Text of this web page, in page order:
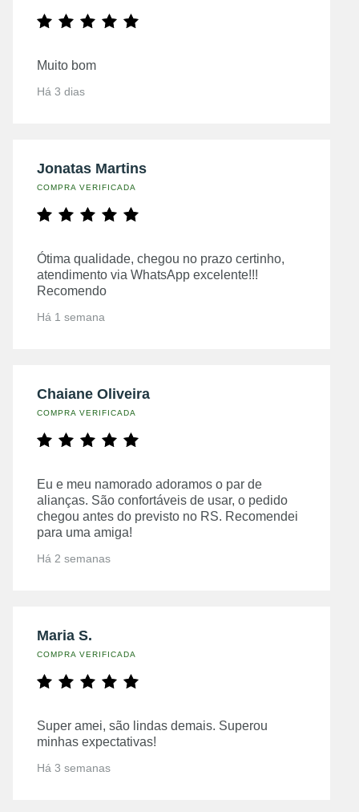
Muito bom
Há 3 dias
Jonatas Martins
COMPRA VERIFICADA
Ótima qualidade, chegou no prazo certinho,
atendimento via WhatsApp excelente!!!
Recomendo
Há 1 semana
Chaiane Oliveira
COMPRA VERIFICADA
Eu e meu namorado adoramos o par de
alianças. São confortáveis de usar, o pedido
chegou antes do previsto no RS. Recomendei
para uma amiga!
Há 2 semanas
Maria S.
COMPRA VERIFICADA
Super amei, são lindas demais. Superou
minhas expectativas!
Há 3 semanas